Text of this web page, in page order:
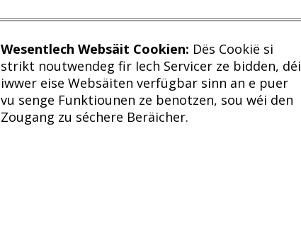
Wesentlech Websäit Cookien: Dës Cookië si
strikt noutwendeg fir Iech Servicer ze bidden, déi
iwwer eise Websäiten verfügbar sinn an e puer
vu senge Funktiounen ze benotzen, sou wéi den
Zougang zu séchere Beräicher.